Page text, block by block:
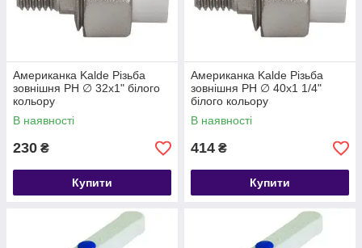
Американка Kalde Різьба
зовнішня РН ∅ 32х1" білого
кольору
В наявності
230 ₴
Купити
Американка Kalde Різьба
зовнішня РН ∅ 40х1 1/4"
білого кольору
В наявності
414 ₴
Купити